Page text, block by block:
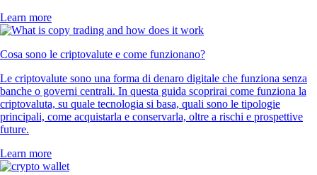
Learn more
Cosa sono le criptovalute e come funzionano?
Le criptovalute sono una forma di denaro digitale che funziona senza
banche o governi centrali. In questa guida scoprirai come funziona la
criptovaluta, su quale tecnologia si basa, quali sono le tipologie
principali, come acquistarla e conservarla, oltre a rischi e prospettive
future.
Learn more